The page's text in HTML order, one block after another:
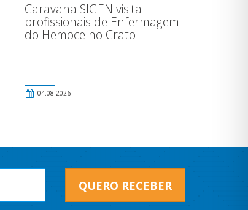
Caravana SIGEN visita
profissionais de Enfermagem
do Hemoce no Crato
04.08.2026
QUERO RECEBER